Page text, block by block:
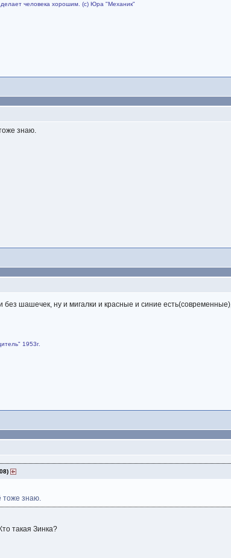
человека хорошим. (с) Юра "Механик"
знаю.
без шашечек, ну и мигалки и красные и синие
1953г.
тоже знаю.
такая Зинка?